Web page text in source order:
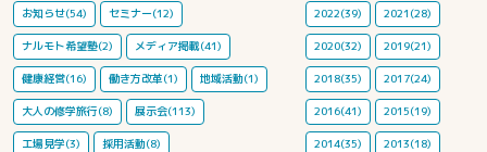
お知らせ(54) セミナー(12)
ナルモト希望塾(2) メディア掲載(41)
健康経営(16) 働き方改革(1) 地域活動(1)
大人の修学旅行(8) 展示会(113)
工場見学(3) 採用活動(8)
2022(39) 2021(28)
2020(32) 2019(21)
2018(35) 2017(24)
2016(41) 2015(19)
2014(35) 2013(18)